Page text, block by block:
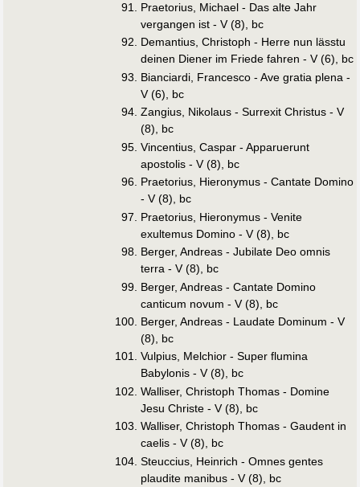
Praetorius, Michael - Das alte Jahr
vergangen ist - V (8), bc
Demantius, Christoph - Herre nun lässtu
deinen Diener im Friede fahren - V (6), bc
Bianciardi, Francesco - Ave gratia plena -
V (6), bc
Zangius, Nikolaus - Surrexit Christus - V
(8), bc
Vincentius, Caspar - Apparuerunt
apostolis - V (8), bc
Praetorius, Hieronymus - Cantate Domino
- V (8), bc
Praetorius, Hieronymus - Venite
exultemus Domino - V (8), bc
Berger, Andreas - Jubilate Deo omnis
terra - V (8), bc
Berger, Andreas - Cantate Domino
canticum novum - V (8), bc
Berger, Andreas - Laudate Dominum - V
(8), bc
Vulpius, Melchior - Super flumina
Babylonis - V (8), bc
Walliser, Christoph Thomas - Domine
Jesu Christe - V (8), bc
Walliser, Christoph Thomas - Gaudent in
caelis - V (8), bc
Steuccius, Heinrich - Omnes gentes
plaudite manibus - V (8), bc